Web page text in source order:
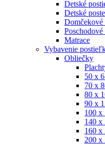
Detské
Detské
Domčekové
Poschodové
Matrace
Vybavenie
Obliečky
50 x
70 x
80 x
90 x
100 x
140 x
160 x
200 x